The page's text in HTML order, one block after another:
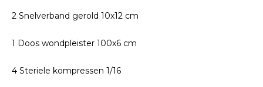
2 Snelverband gerold 10x12 cm
1 Doos wondpleister 100x6 cm
4 Steriele kompressen 1/16